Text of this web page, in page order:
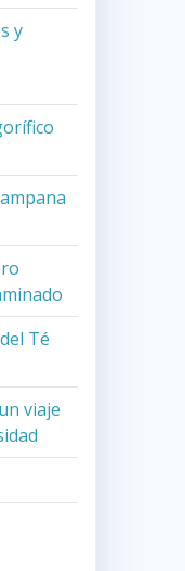
y
Té
viaje